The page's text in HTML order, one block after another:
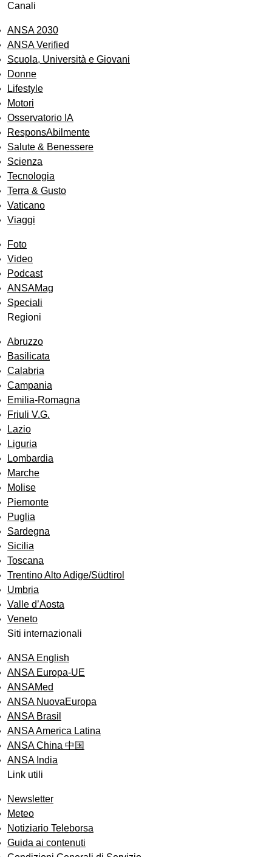
Canali
ANSA 2030
ANSA Verified
Scuola, Università e Giovani
Donne
Lifestyle
Motori
Osservatorio IA
ResponsAbilmente
Salute & Benessere
Scienza
Tecnologia
Terra & Gusto
Vaticano
Viaggi
Foto
Video
Podcast
ANSAMag
Speciali
Regioni
Abruzzo
Basilicata
Calabria
Campania
Emilia-Romagna
Friuli V.G.
Lazio
Liguria
Lombardia
Marche
Molise
Piemonte
Puglia
Sardegna
Sicilia
Toscana
Trentino Alto Adige/Südtirol
Umbria
Valle d’Aosta
Veneto
Siti internazionali
ANSA English
ANSA Europa-UE
ANSAMed
ANSA NuovaEuropa
ANSA Brasil
ANSA America Latina
ANSA China 中国
ANSA India
Link utili
Newsletter
Meteo
Notiziario Teleborsa
Guida ai contenuti